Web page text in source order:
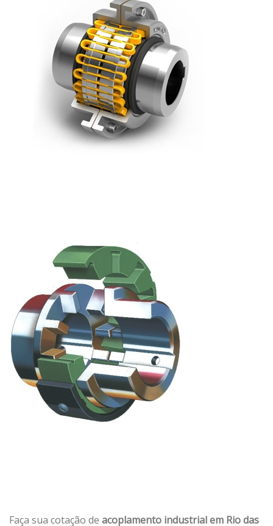
Faça sua cotação de acoplamento industrial em Rio das